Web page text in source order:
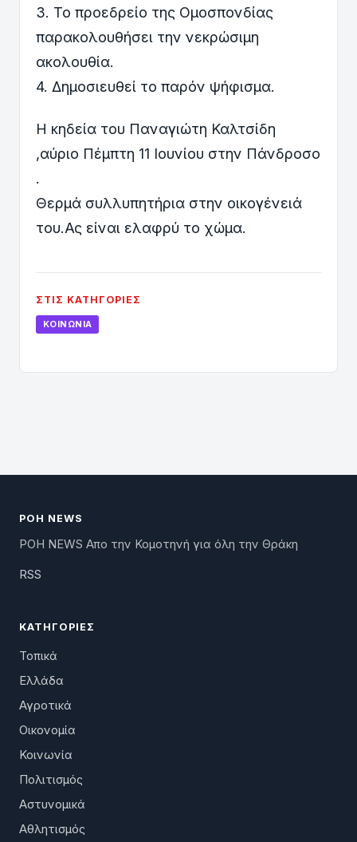
3. Το προεδρείο της Ομοσπονδίας
παρακολουθήσει την νεκρώσιμη
ακολουθία.
4. Δημοσιευθεί το παρόν ψήφισμα.
Η κηδεία του Παναγιώτη Καλτσίδη
,αύριο Πέμπτη 11 Ιουνίου στην Πάνδροσο
.
Θερμά συλλυπητήρια στην οικογένειά
του.Ας είναι ελαφρύ το χώμα.
ΣΤΙΣ ΚΑΤΗΓΟΡΊΕΣ
ΚΟΙΝΩΝΊΑ
ΡΟΗ NEWS
ΡΟΗ NEWS Απο την Κομοτηνή για όλη την Θράκη
RSS
ΚΑΤΗΓΟΡΊΕΣ
Τοπικά
Ελλάδα
Αγροτικά
Οικονομία
Κοινωνία
Πολιτισμός
Αστυνομικά
Αθλητισμός